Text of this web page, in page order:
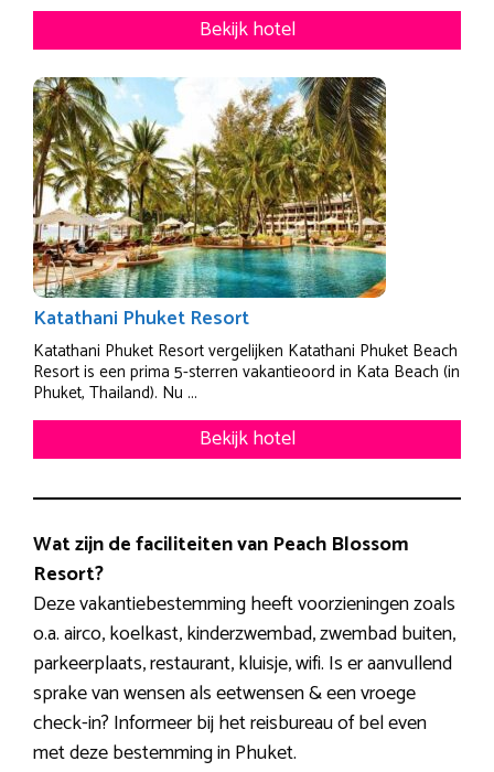
Bekijk hotel
Katathani Phuket Resort
Katathani Phuket Resort vergelijken Katathani Phuket Beach
Resort is een prima 5-sterren vakantieoord in Kata Beach (in
Phuket, Thailand). Nu ...
Bekijk hotel
Wat zijn de faciliteiten van Peach Blossom
Resort?
Deze vakantiebestemming heeft voorzieningen zoals
o.a. airco, koelkast, kinderzwembad, zwembad buiten,
parkeerplaats, restaurant, kluisje, wifi. Is er aanvullend
sprake van wensen als eetwensen & een vroege
check-in? Informeer bij het reisbureau of bel even
met deze bestemming in Phuket.